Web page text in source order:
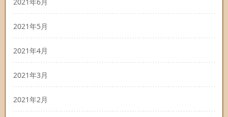
2021年6月
2021年5月
2021年4月
2021年3月
2021年2月